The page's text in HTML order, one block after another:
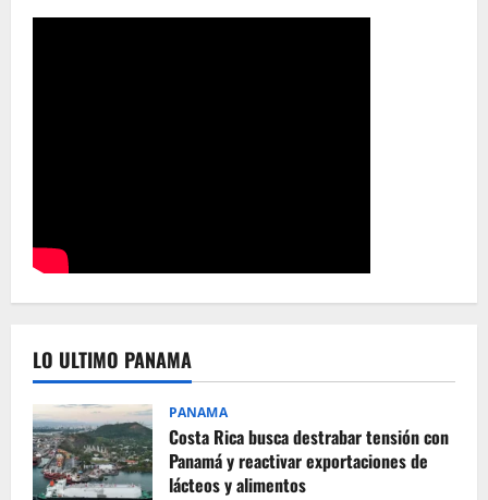
LO ULTIMO PANAMA
PANAMA
Costa Rica busca destrabar tensión con
Panamá y reactivar exportaciones de
lácteos y alimentos